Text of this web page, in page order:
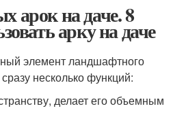
арок на даче. 8
арку на даче
элемент ландшафтного
несколько функций:
делает его объемным